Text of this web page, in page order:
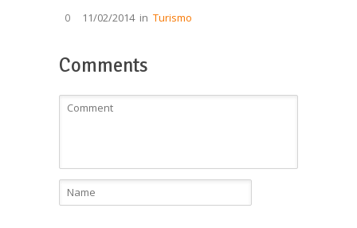
0 11/02/2014in Turismo
Comments